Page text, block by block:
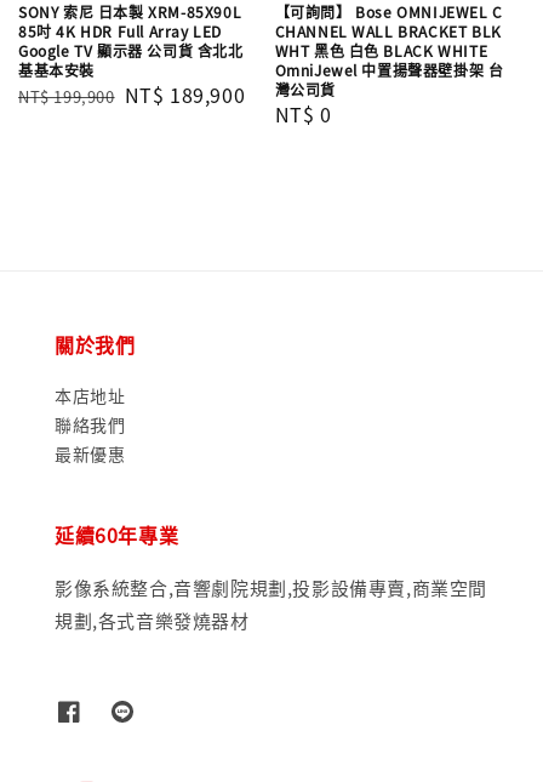
SONY 索尼 日本製 XRM-85X90L
85吋 4K HDR Full Array LED
Google TV 顯示器 公司貨 含北北
基基本安裝
Regular
NT$ 199,900 Sale
NT$ 189,900
【可詢問】 Bose OMNIJEWEL C
CHANNEL WALL BRACKET BLK
WHT 黑色 白色 BLACK WHITE
OmniJewel 中置揚聲器壁掛架 台
灣公司貨
Regular
NT$ 0
關於我們
本店地址
聯絡我們
最新優惠
延續60年專業
影像系統整合,音響劇院規劃,投影設備專賣,商業空間
規劃,各式音樂發燒器材